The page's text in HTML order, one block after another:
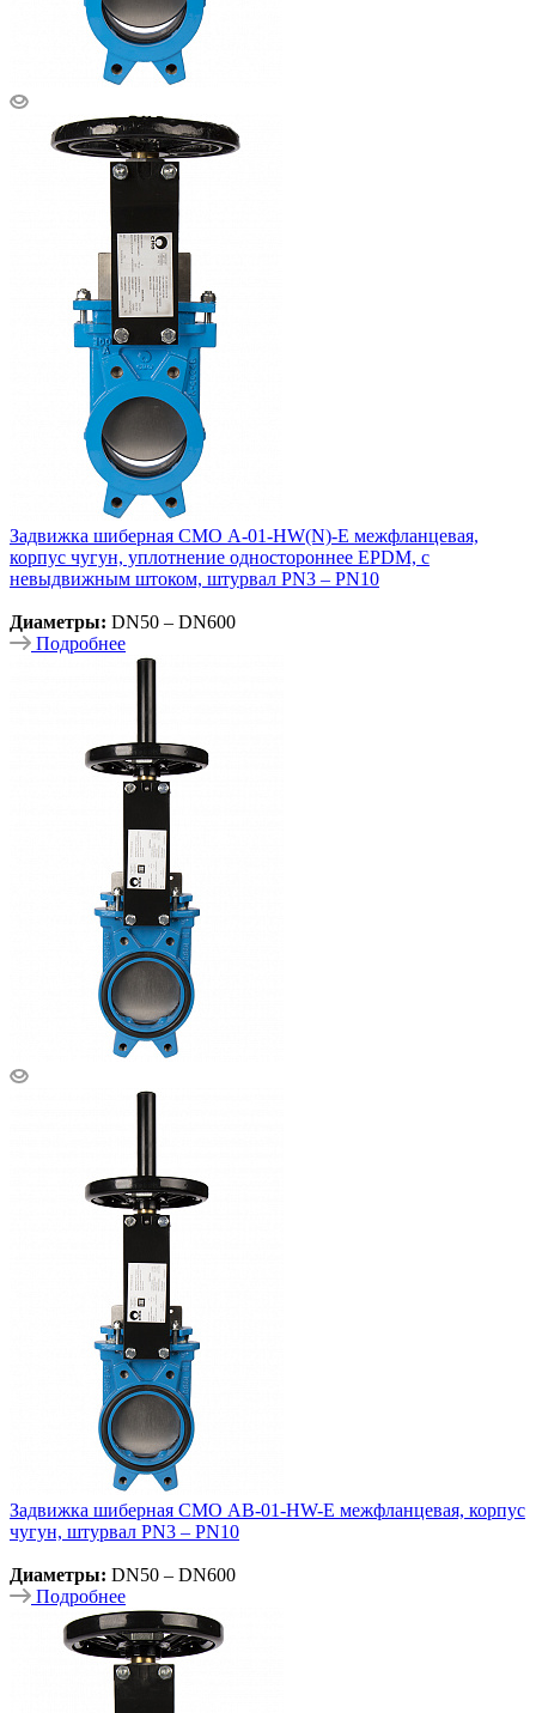
Задвижка шиберная СМО A-01-HW(N)-E межфланцевая,
корпус чугун, уплотнение одностороннее EPDM, с
невыдвижным штоком, штурвал PN3 – PN10
Диаметры: DN50 – DN600
Подробнее
Задвижка шиберная СМО AB-01-HW-E межфланцевая, корпус
чугун, штурвал PN3 – PN10
Диаметры: DN50 – DN600
Подробнее